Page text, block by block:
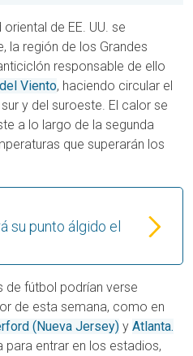
de EE. UU. se
la región de los Grandes
responsable de ello
Viento, haciendo circular el
y del suroeste. El calor se
a lo largo de la segunda
que superarán los
su punto álgido el
de fútbol podrían verse
de esta semana, como en
(Nueva Jersey) y Atlanta.
entrar en los estadios,